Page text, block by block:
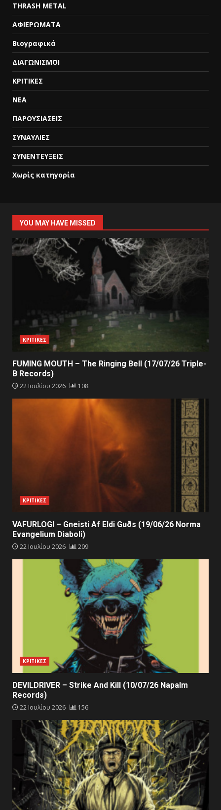
THRASH METAL
ΑΦΙΕΡΩΜΑΤΑ
Βιογραφικά
ΔΙΑΓΩΝΙΣΜΟΙ
ΚΡΙΤΙΚΕΣ
ΝΕΑ
ΠΑΡΟΥΣΙΑΣΕΙΣ
ΣΥΝΑΥΛΙΕΣ
ΣΥΝΕΝΤΕΥΞΕΙΣ
Χωρίς κατηγορία
YOU MAY HAVE MISSED
ΚΡΙΤΙΚΕΣ
FUMING MOUTH – The Ringing Bell (17/07/26 Triple-
B Records)
22 Ιουλίου 2026 108
ΚΡΙΤΙΚΕΣ
VAFURLOGI – Gneisti Af Eldi Guðs (19/06/26 Norma
Evangelium Diaboli)
22 Ιουλίου 2026 209
ΚΡΙΤΙΚΕΣ
DEVILDRIVER – Strike And Kill (10/07/26 Napalm
Records)
22 Ιουλίου 2026 156